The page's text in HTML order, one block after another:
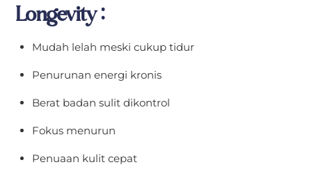
Longevity:
Mudah lelah meski cukup tidur
Penurunan energi kronis
Berat badan sulit dikontrol
Fokus menurun
Penuaan kulit cepat